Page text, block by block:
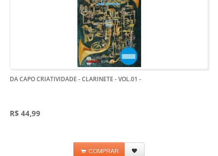
DA CAPO CRIATIVIDADE - CLARINETE - VOL.01 -
R$ 44,99
COMPRAR